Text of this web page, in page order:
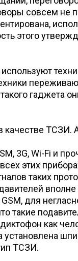
совсем
этого
гаджета
ТСЗИ.
3G, Wi-Fi и
этих
таких
для
такие
как
ТСЗИ.